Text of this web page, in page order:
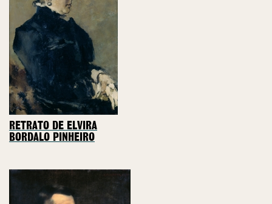
RETRATO DE ELVIRA
BORDALO PINHEIRO